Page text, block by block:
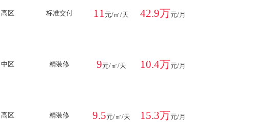
高区 标准交付 11 元/㎡/天 42.9万元/月
中区 精装修 9元/㎡/天 10.4万元/月
高区 精装修 9.5元/㎡/天 15.3万元/月